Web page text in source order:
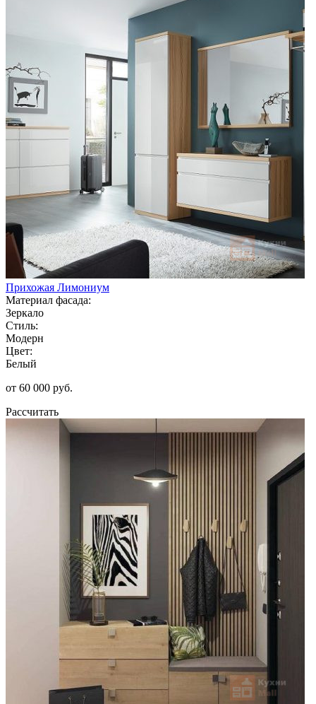
Прихожая Лимониум
Материал фасада:
Зеркало
Стиль:
Модерн
Цвет:
Белый
от 60 000 руб.
Рассчитать